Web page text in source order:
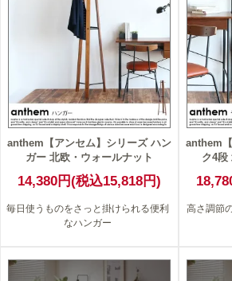
anthem【アンセム】シリーズ ハン
ガー 北欧・ウォールナット
14,380円(税込15,818円)
毎日使うものをさっと掛けられる便利
なハンガー
anthem
ク4段
高さ調節